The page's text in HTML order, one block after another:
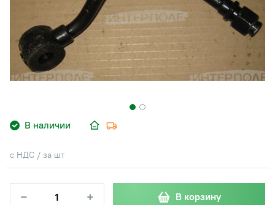
В наличии
с НДС / за шт
− + В корзину